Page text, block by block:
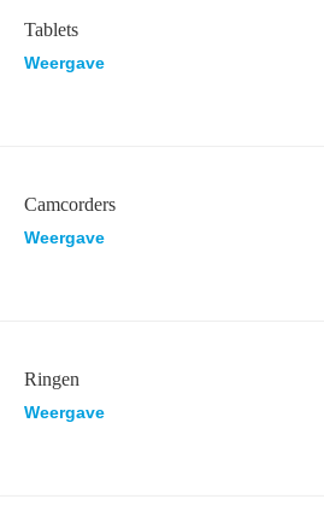
Tablets
Weergave
Camcorders
Weergave
Ringen
Weergave